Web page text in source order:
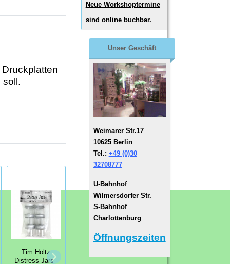
soll.
Tim Holtz
Distress Jars -
Durchsichtige
Neue Workshoptermine
sind online buchbar.
Unser Geschäft
Weimarer Str.17
10625 Berlin
Tel.: +49 (0)30
32708777
U-Bahnhof
Wilmersdorfer Str.
S-Bahnhof
Charlottenburg
Öffnungszeiten